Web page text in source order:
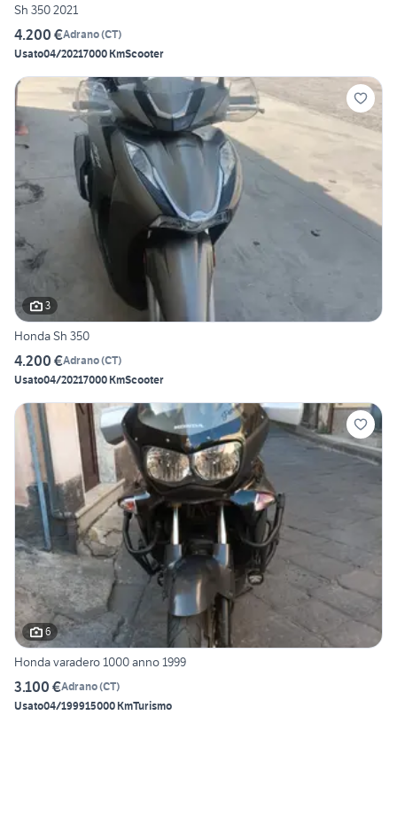
Sh 350 2021
4.200 €Adrano(CT)
Usato04/20217000 KmScooter
3
Honda Sh 350
4.200 €Adrano(CT)
Usato04/20217000 KmScooter
6
Honda varadero 1000 anno 1999
3.100 €Adrano(CT)
Usato04/199915000 KmTurismo